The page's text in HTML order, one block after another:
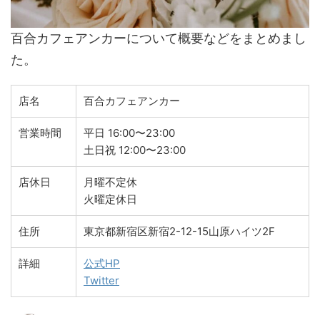
百合カフェアンカーについて概要などをまとめまし
た。
店名 百合カフェアンカー
営業時間
平日 16:00〜23:00
土日祝 12:00〜23:00
店休日
月曜不定休
火曜定休日
住所 東京都新宿区新宿2-12-15山原ハイツ2F
詳細
公式HP
Twitter